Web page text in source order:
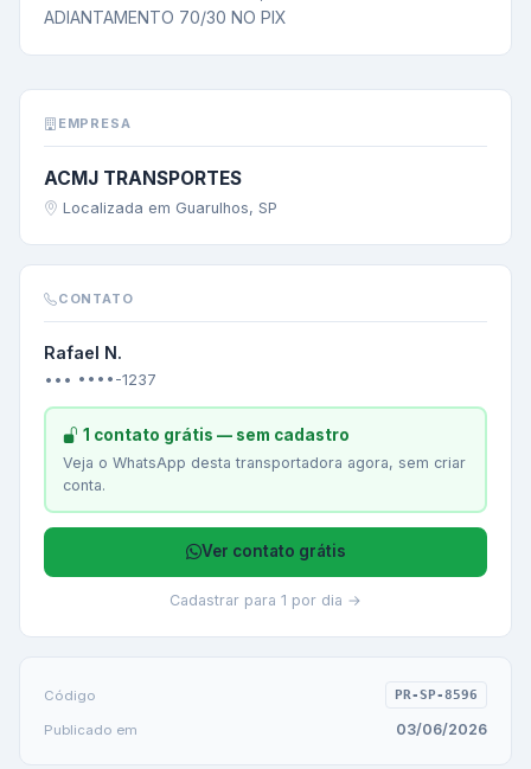
ADIANTAMENTO 70/30 NO PIX
EMPRESA
ACMJ TRANSPORTES
Localizada em Guarulhos, SP
CONTATO
Rafael N.
••• ••••-1237
1 contato grátis — sem cadastro
Veja o WhatsApp desta transportadora agora, sem criar
conta.
Ver contato grátis
Cadastrar para 1 por dia →
Código PR-SP-8596
Publicado em 03/06/2026